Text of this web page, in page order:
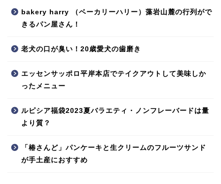
bakery harry （ベーカリーハリー）藻岩山麓の行列がで
きるパン屋さん！
老犬の口が臭い！20歳愛犬の歯磨き
エッセンサッポロ平岸本店でテイクアウトして美味しか
ったメニュー
ルピシア福袋2023夏バラエティ・ノンフレーバードは量
より質？
「椿さんど」パンケーキと生クリームのフルーツサンド
が手土産におすすめ